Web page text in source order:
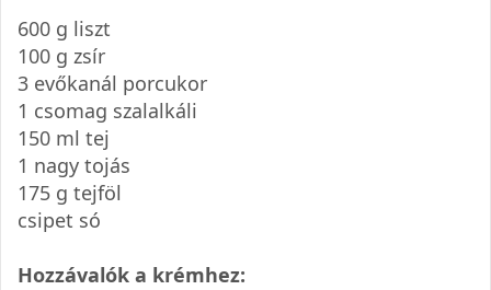
600 g liszt
100 g zsír
3 evőkanál porcukor
1 csomag szalalkáli
150 ml tej
1 nagy tojás
175 g tejföl
csipet só
Hozzávalók a krémhez: